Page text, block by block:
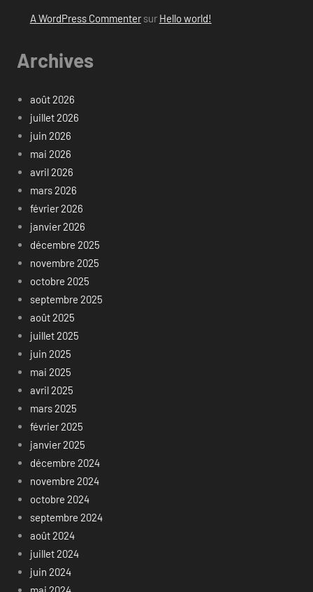
A WordPress Commentersur Hello world!
Archives
août 2026
juillet 2026
juin 2026
mai 2026
avril 2026
mars 2026
février 2026
janvier 2026
décembre 2025
novembre 2025
octobre 2025
septembre 2025
août 2025
juillet 2025
juin 2025
mai 2025
avril 2025
mars 2025
février 2025
janvier 2025
décembre 2024
novembre 2024
octobre 2024
septembre 2024
août 2024
juillet 2024
juin 2024